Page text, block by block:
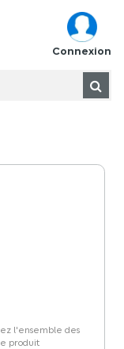
Connexion
l'ensemble des
produit